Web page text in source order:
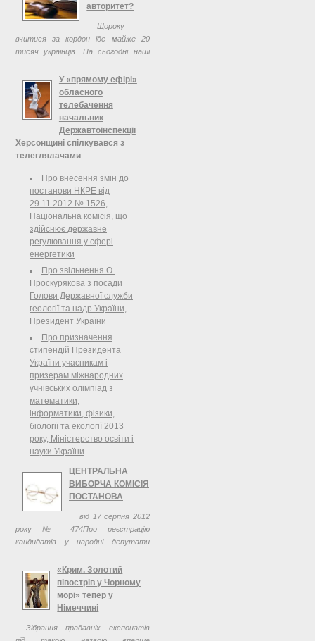
авторитет?
Щороку
вчитися за кордон їде майже 20
тисяч українців. На сьогодні наші
зарубіжними університетами,
науково-дослідними установами та
дослідницькими центрами. Завдяки
У «прямому ефірі»
обласного
телебачення
начальник
Державтоінспекції
Херсонщині спілкувався з
телеглядачами
Робочий день начальника
Державтоінспекції Херсонщини
полковника міліції Сергія Карпенка
почався в студії обласної державної
телерадіокомпанії Скіфія. Так, о 7-й
годині ранку в прямому ефірі він ...
Про внесення змін до
постанови НКРЕ від
29.11.2012 № 1526,
Національна комісія, що
здійснює державне
регулювання у сфері
енергетики
Про звільнення О.
Проскурякова з посади
Голови Державної служби
геології та надр України,
Президент України
Про призначення
стипендій Президента
України учасникам і
призерам міжнародних
учнівських олімпіад з
математики,
інформатики, фізики,
біології та екології 2013
року, Міністерство освіти і
науки України
ЦЕНТРАЛЬНА
ВИБОРЧА КОМІСІЯ
ПОСТАНОВА
від 17 серпня 2012
року № 474Про реєстрацію
кандидатів у народні депутати
списку Політичної партії Народно-
трудовий союз України, у
загальнодержавному
багатомандатному ...
«Крим. Золотий
півострів у Чорному
морі» тепер у
Німеччині
Зібрання прадавніх експонатів